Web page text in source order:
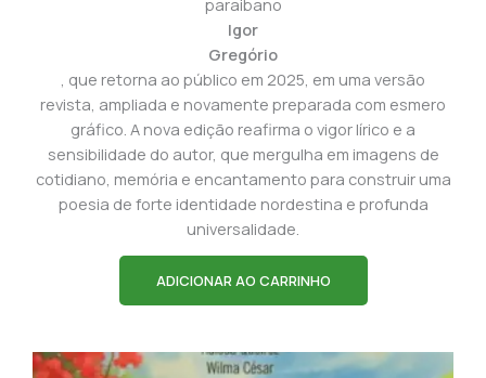
Igor
Gregório
, que retorna ao público em 2025, em uma versão
revista, ampliada e novamente preparada com esmero
gráfico. A nova edição reafirma o vigor lírico e a
sensibilidade do autor, que mergulha em imagens de
cotidiano, memória e encantamento para construir uma
poesia de forte identidade nordestina e profunda
universalidade.
ADICIONAR AO CARRINHO